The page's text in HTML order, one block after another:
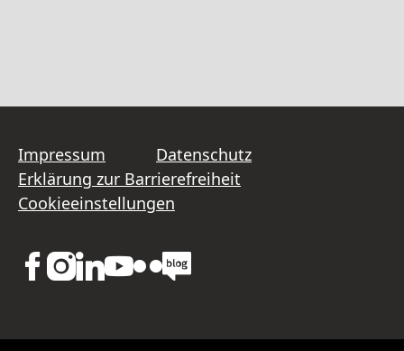
Impressum
Datenschutz
Erklärung zur Barrierefreiheit
Cookieeinstellungen